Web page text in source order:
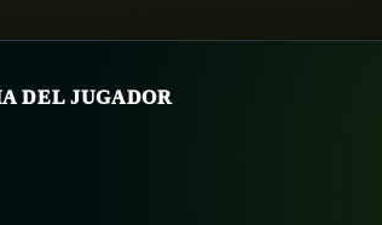
DEL JUGADOR